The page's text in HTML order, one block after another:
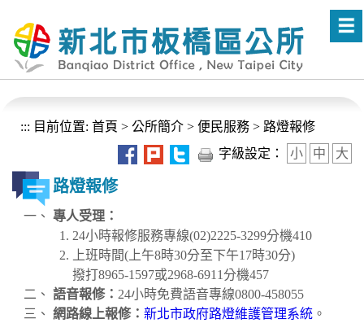
::: 目前位置: 首頁 > 公所簡介 > 便民服務 > 路燈報修
字級設定：
小 中 大
路燈報修
專人受理：
24小時報修服務專線(02)2225-3299分機410
上班時間(上午8時30分至下午17時30分)
撥打8965-1597或2968-6911分機457
語音報修： 24小時免費語音專線0800-458055
網路線上報修： 新北市政府路燈維護管理系統 。